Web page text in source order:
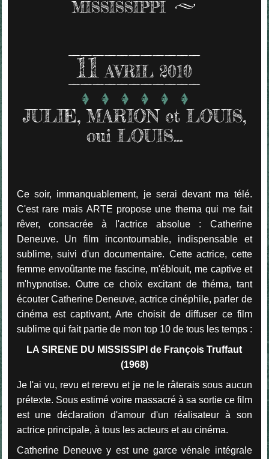
MISSISSIPPI
11 AVRIL 2010
JULIE, MARION et LOUIS,
oui LOUIS...
Ce soir, immanquablement, je serai devant ma télé.
C'est rare mais ARTE propose une thema qui me fait
rêver, consacrée à l'actrice absolue : Catherine
Deneuve. Un film incontournable, indispensable et
sublime, suivi d'un documentaire. Cette actrice, cette
femme envoûtante me fascine, m'éblouit, me captive et
m'hypnotise. Outre ce choix excitant de théma, tant
écouter Catherine Deneuve, actrice cinéphile, parler de
cinéma est captivant, Arte choisit de diffuser ce film
sublime qui fait partie de mon top 10 de tous les temps :
LA SIRENE DU MISSISSIPI de François Truffaut
(1968)
Je l'ai vu, revu et rerevu et je ne le râterais sous aucun
prétexte. Sous estimé voire massacré à sa sortie ce film
est une déclaration d'amour d'un réalisateur à son
actrice principale, à tous les acteurs et au cinéma.
Catherine Deneuve y est une garce vénale intégrale